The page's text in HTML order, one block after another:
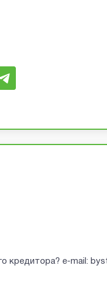
кредитора? e-mail: